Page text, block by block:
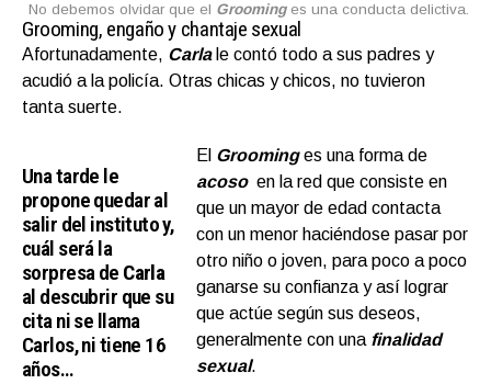
No debemos olvidar que el Groominges una conducta delictiva.
Grooming, engaño y chantaje sexual
Afortunadamente, Carlale contó todo a sus padres y
acudió a la policía. Otras chicas y chicos, no tuvieron
tanta suerte.
Una tarde le
propone quedar al
salir del instituto y,
cuál será la
sorpresa de Carla
al descubrir que su
cita ni se llama
Carlos, ni tiene 16
años…
El Groominges una forma de
acoso en la red que consiste en
que un mayor de edad contacta
con un menor haciéndose pasar por
otro niño o joven, para poco a poco
ganarse su confianza y así lograr
que actúe según sus deseos,
generalmente con una finalidad
sexual.